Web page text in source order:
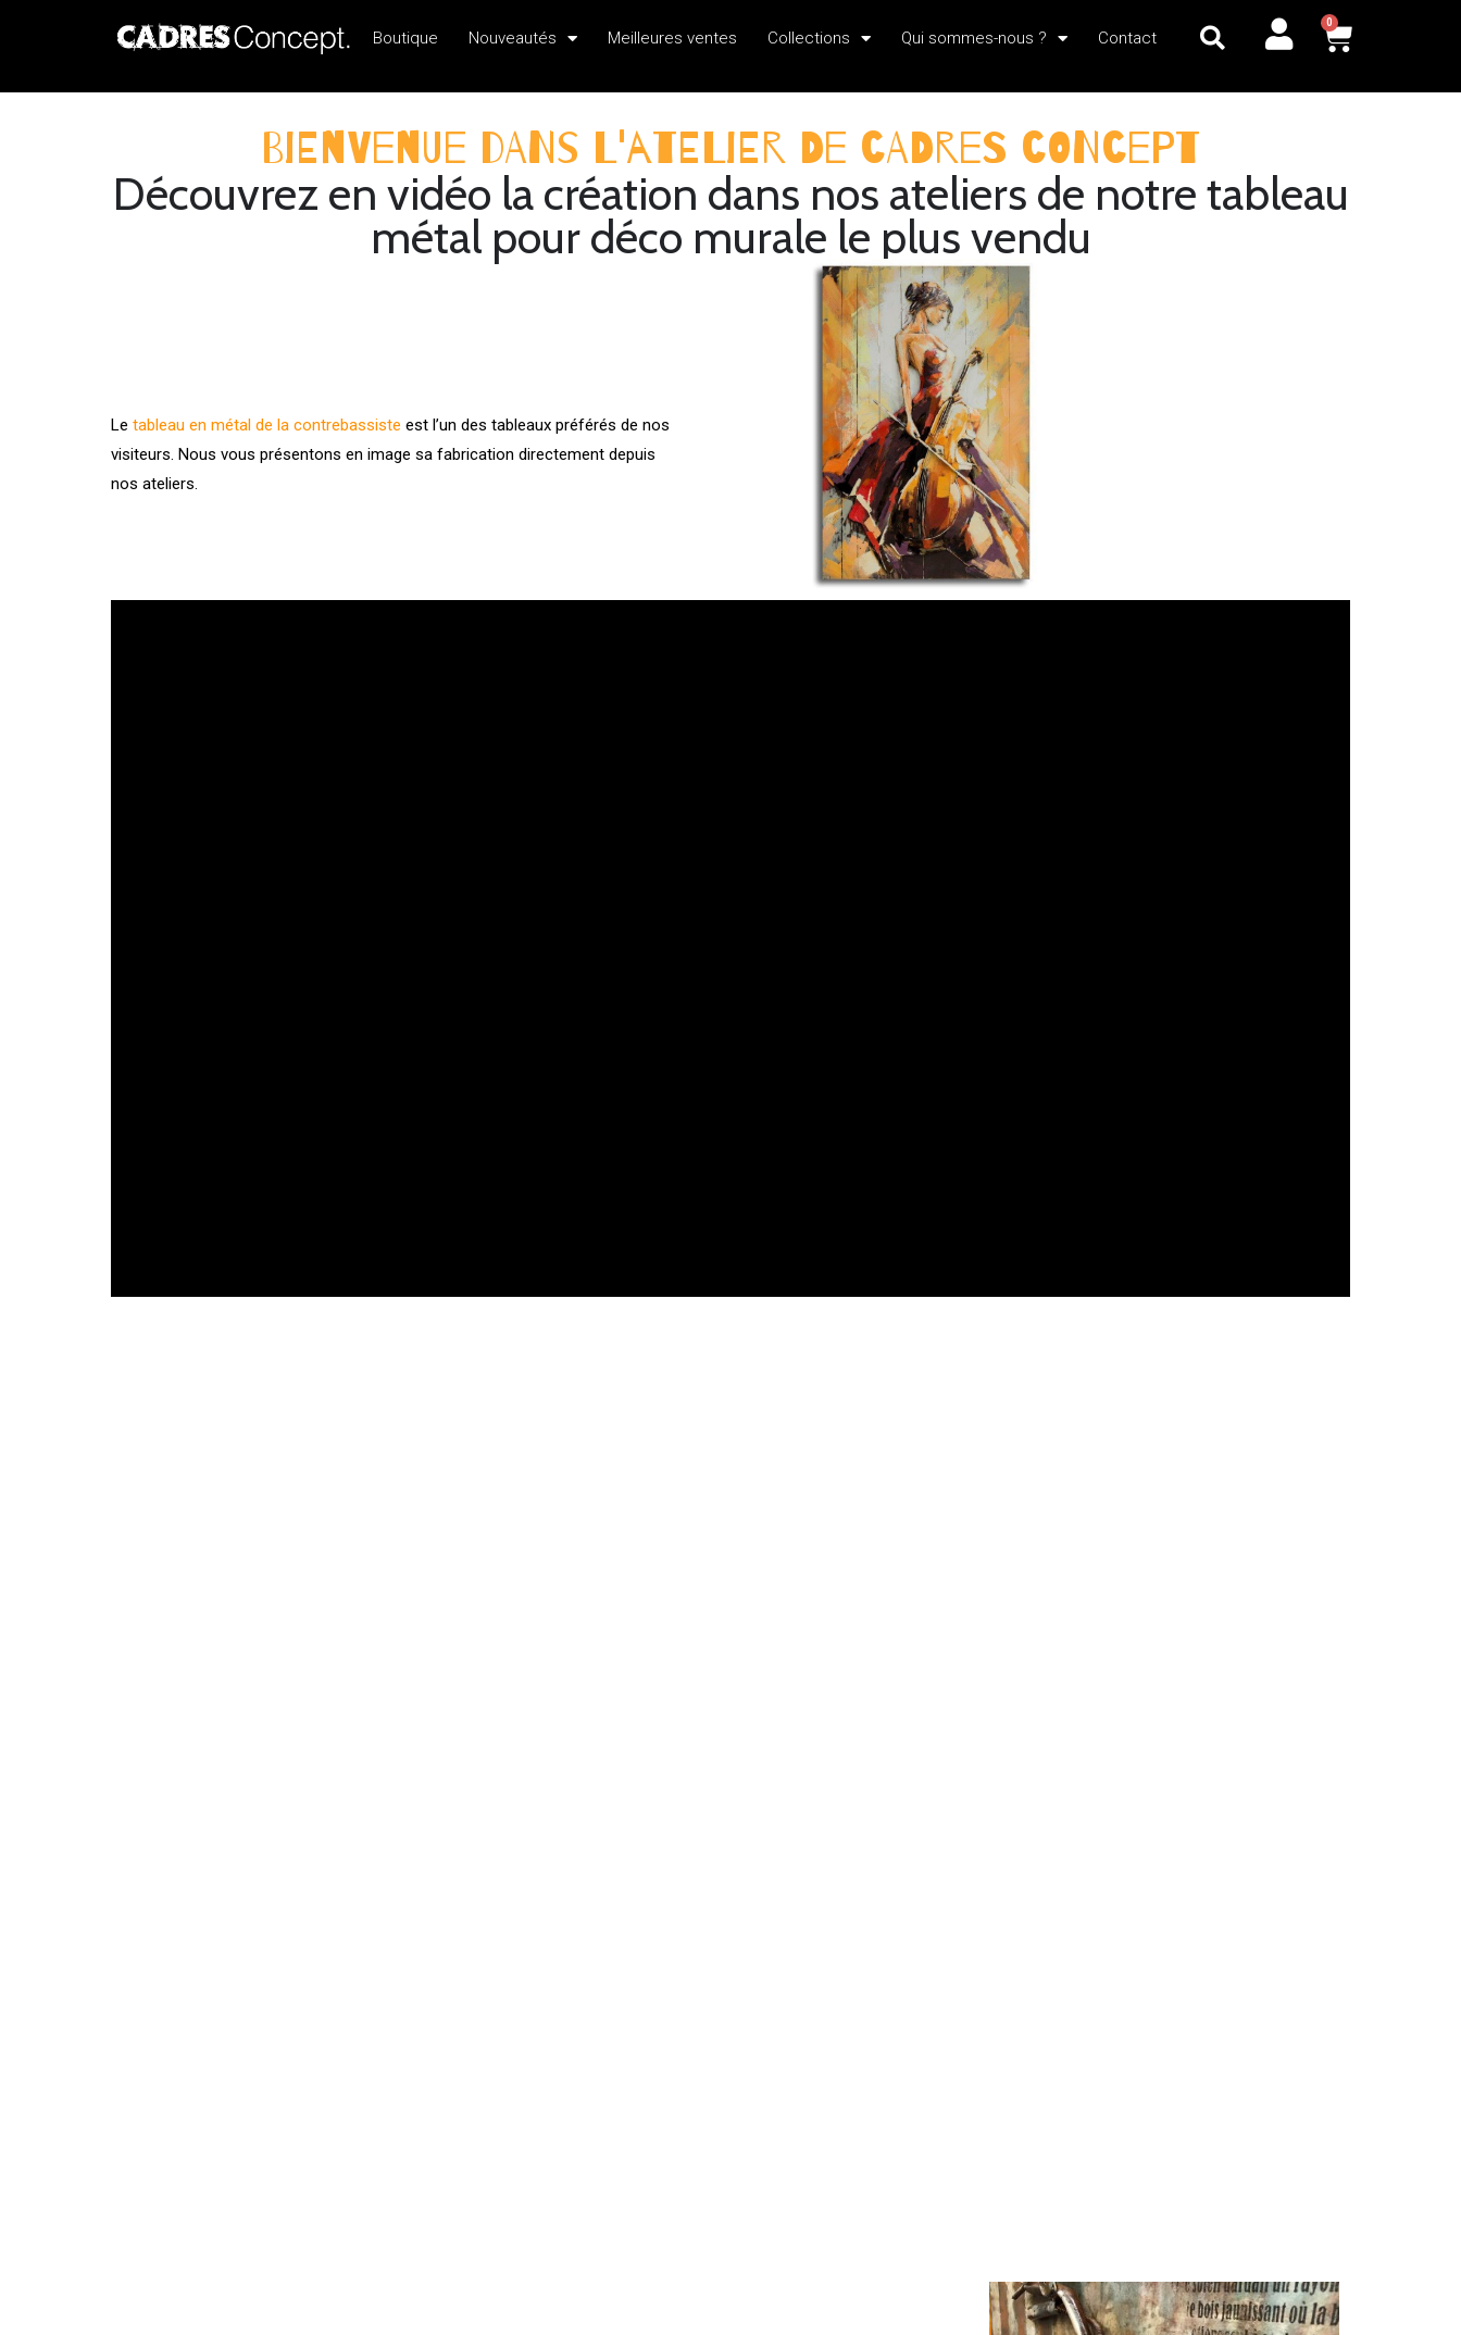
Boutique Nouveautés Meilleures ventes Collections Qui sommes-nous ? Contact
0
Bienvenue dans l'atelier de Cadres Concept
Découvrez en vidéo la création dans nos ateliers de notre tableau
métal pour déco murale le plus vendu
Le tableau en métal de la contrebassiste est l’un des tableaux préférés de nos
visiteurs. Nous vous présentons en image sa fabrication directement depuis
nos ateliers.